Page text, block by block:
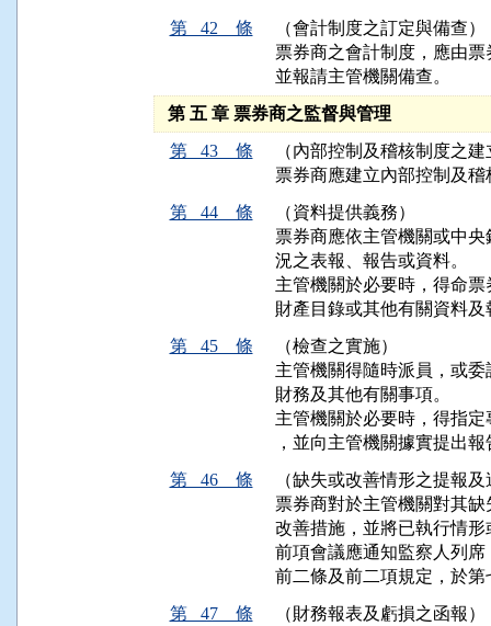
第 42 條
（會計制度之訂定與備查）
票券商之會計制度，應由
並報請主管機關備查。
第 五 章 票券商之監督與管理
第 43 條
（內部控制及稽核制度之建
票券商應建立內部控制及
第 44 條
（資料提供義務）
票券商應依主管機關或中
況之表報、報告或資料。
主管機關於必要時，得命
財產目錄或其他有關資料及
第 45 條
（檢查之實施）
主管機關得隨時派員，或
財務及其他有關事項。
主管機關於必要時，得指
，並向主管機關據實提出
第 46 條
（缺失或改善情形之提報
票券商對於主管機關對其
改善措施，並將已執行情
前項會議應通知監察人列
前二條及前二項規定，於
第 47 條
（財務報表及虧損之函報）